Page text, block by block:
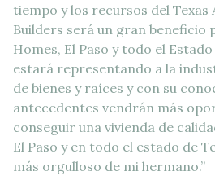
tiempo y los recursos del Texas
Builders será un gran beneficio
Homes, El Paso y todo el Estado
estará representando a la
de bienes y raíces y con su
antecedentes vendrán más
conseguir una vivienda de
El Paso y en todo el estado de
más orgulloso de mi hermano.”